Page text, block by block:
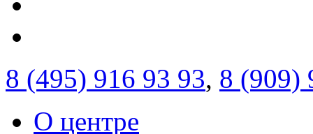
8 (495) 916 93 93, 8 (909)
О центре